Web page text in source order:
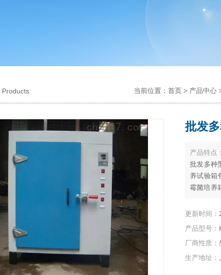
Products 当前位置： 首页 > 产品中心
批发
产品特点
批发多种
养试验箱
霉菌培养
更新时间：
产品型号：
厂商性质：
生产地址：